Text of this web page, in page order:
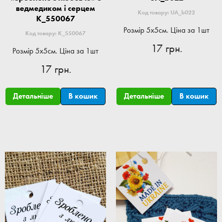
ведмедиком і серцем
K_550067
Код товару: K_550067
Розмір 5x5см. Ціна за 1шт
17 грн.
Детальніше В кошик
Код товару: UA_b022
Розмір 5x5см. Ціна за 1шт
17 грн.
Детальніше В кошик